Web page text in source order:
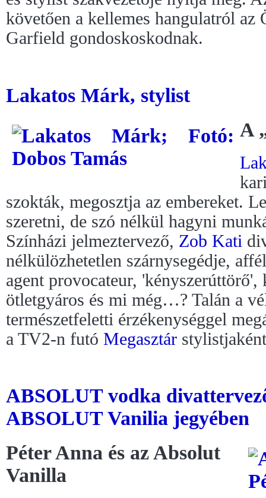
követően a kellemes hangulatról az
Garfield gondoskoskodnak.
Lakatos Márk, stylist
A
szokták, megosztja az embereket.
szeretni, de szó nélkül hagyni
Színházi jelmeztervező, Zob Kati
nélkülözhetetlen szárnysegédje,
agent provocateur,
ötletgyáros és mi még…? Talán a
természetfeletti érzékenységgel
a TV2-n futó Megasztár
ABSOLUT vodka
ABSOLUT Vanilia jegyében
Péter Anna és az Absolut
Vanilla